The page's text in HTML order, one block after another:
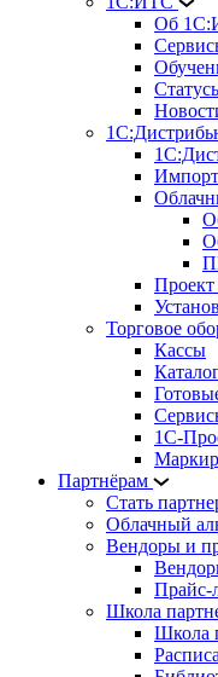
Об
Торговое
Кассы
1С-
Партнёрам
Стать
Облачный
Вендоры и
Прайс-
Школа
Школа